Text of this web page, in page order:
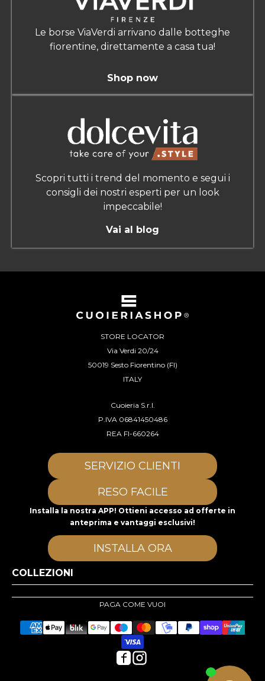
Le borse ViaVerdi arrivano dalle botteghe
fiorentine, direttamente a casa tua!
Shop now
Scopri tutti i trend del momento e segui i
consigli dei nostri esperti per un look
impeccabile!
Vai al blog
STORE LOCATOR
Via Verdi 20/24
50019 Sesto Fiorentino (FI)
ITALY
Cuoieria S.r.l.
P.IVA 06841450486
REA FI-660264
SERVIZIO CLIENTI
RESO FACILE
Installa la nostra APP! Ottieni accesso ad offerte in
anteprima e vantaggi esclusivi!
INSTALLA ORA
COLLEZIONI
PAGA COME VUOI